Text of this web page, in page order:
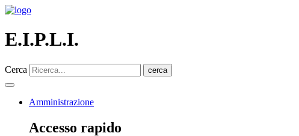
E.I.P.L.I.
Cerca cerca
Amministrazione
Accesso rapido